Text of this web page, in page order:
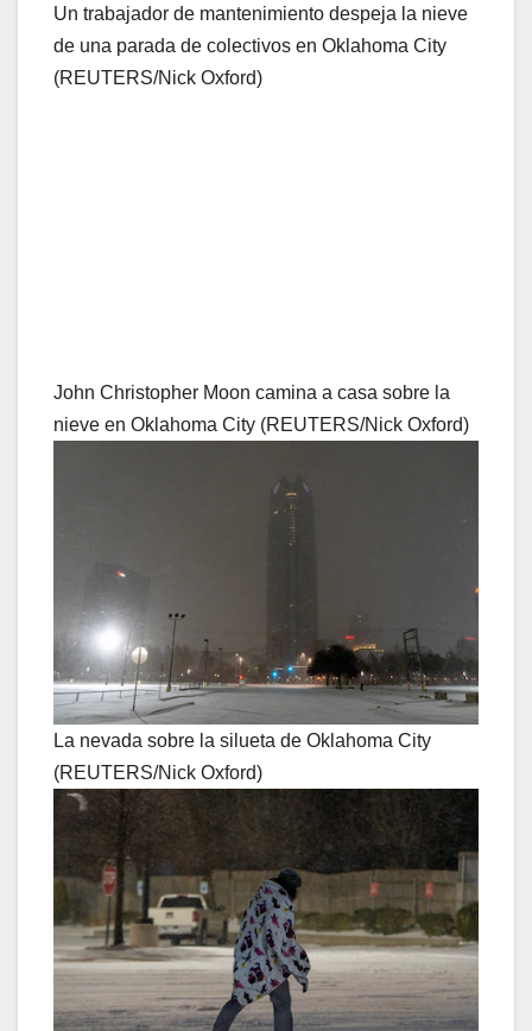
Un trabajador de mantenimiento despeja la nieve
de una parada de colectivos en Oklahoma City
(REUTERS/Nick Oxford)
John Christopher Moon camina a casa sobre la
nieve en Oklahoma City (REUTERS/Nick Oxford)
La nevada sobre la silueta de Oklahoma City
(REUTERS/Nick Oxford)